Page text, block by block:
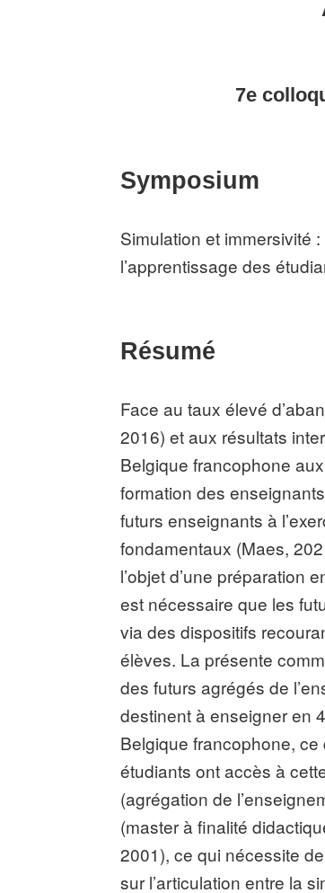
7e
Symposium
Simulation et immersivité
l’apprentissage des
Résumé
Face au taux élevé
2016) et aux résultats
Belgique francophone
formation des
futurs enseignants à
fondamentaux (Maes,
l’objet d’une préparation
est nécessaire que les
via des dispositifs
élèves. La présente
des futurs agrégés de
destinent à enseigner en
Belgique francophone,
étudiants ont accès à
(agrégation de
(master à finalité
2001), ce qui nécessite
sur l’articulation entre la